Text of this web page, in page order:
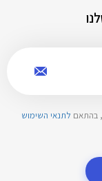
בהתאם לתנאי השימוש